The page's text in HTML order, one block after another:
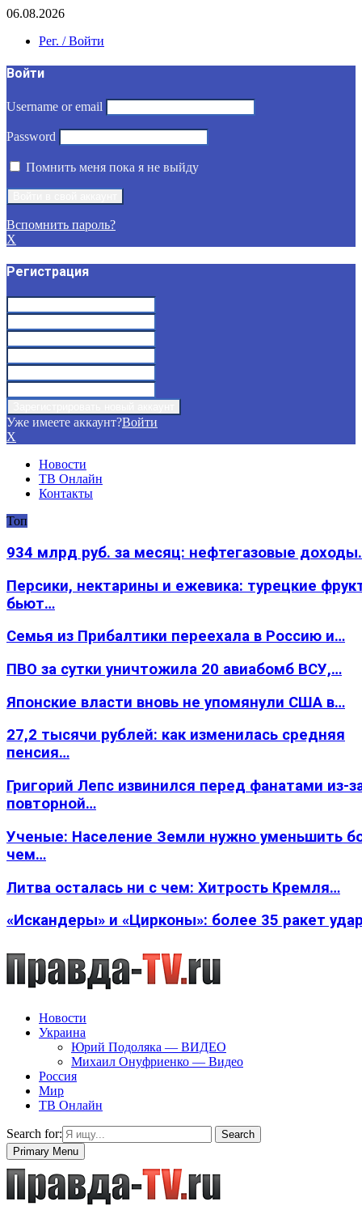
06.08.2026
Рег. / Войти
Войти
Username or email
Password
Помнить меня пока я не выйду
Вспомнить пароль?
X
Регистрация
Уже имеете аккаунт?Войти
X
Новости
ТВ Онлайн
Контакты
Топ
934 млрд руб. за месяц: нефтегазовые
Персики, нектарины и ежевика: турецкие
бьют…
Семья из Прибалтики переехала в Россию и…
ПВО за сутки уничтожила 20 авиабомб ВСУ,…
Японские власти вновь не упомянули США в…
27,2 тысячи рублей: как изменилась средняя
пенсия…
Григорий Лепс извинился перед фанатами из-
повторной…
Ученые: Население Земли нужно уменьшить
чем…
Литва осталась ни с чем: Хитрость Кремля…
«Искандеры» и «Цирконы»: более 35 ракет
Новости
Украина
Юрий Подоляка — ВИДЕО
Михаил Онуфриенко — Видео
Россия
Мир
ТВ Онлайн
Search for:
Search
Primary Menu